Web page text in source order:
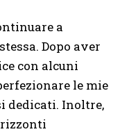
a
Dopo aver
con alcuni
le mie
dedicati. Inoltre,